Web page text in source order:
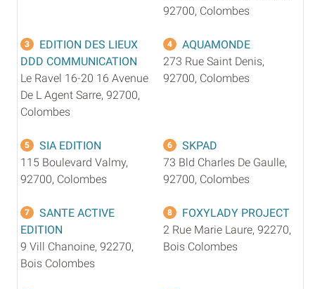
92700, Colombes
3
EDITION DES LIEUX
DDD COMMUNICATION
Le Ravel 16-20 16 Avenue
De L Agent Sarre, 92700,
Colombes
4
AQUAMONDE
273 Rue Saint Denis,
92700, Colombes
5
SIA EDITION
115 Boulevard Valmy,
92700, Colombes
6
SKPAD
73 Bld Charles De Gaulle,
92700, Colombes
7
SANTE ACTIVE
EDITION
9 Vill Chanoine, 92270,
Bois Colombes
8
FOXYLADY PROJECT
2 Rue Marie Laure, 92270,
Bois Colombes